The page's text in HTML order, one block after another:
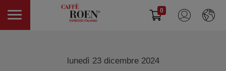
0
lunedì 23 dicembre 2024